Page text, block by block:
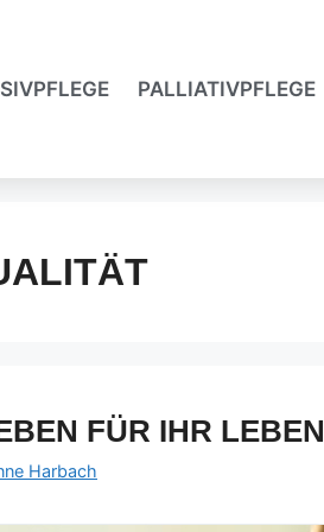
PALLIATIVPFLEGE
FÜR IHR LEBEN
Harbach